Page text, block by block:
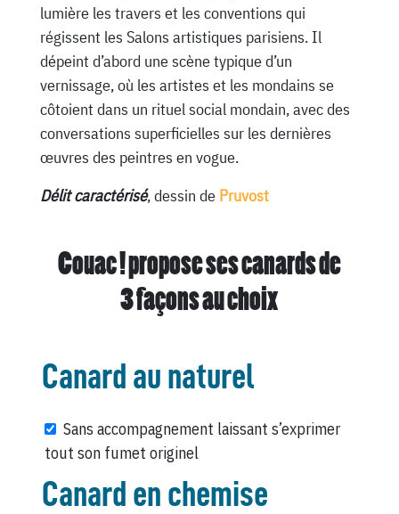
lumière les travers et les conventions qui
régissent les Salons artistiques parisiens. Il
dépeint d’abord une scène typique d’un
vernissage, où les artistes et les mondains se
côtoient dans un rituel social mondain, avec des
conversations superficielles sur les dernières
œuvres des peintres en vogue.
Délit caractérisé, dessin de Pruvost
Couac ! propose ses canards de
3 façons au choix
Canard au naturel
Sans accompagnement laissant s’exprimer
tout son fumet originel
Canard en chemise